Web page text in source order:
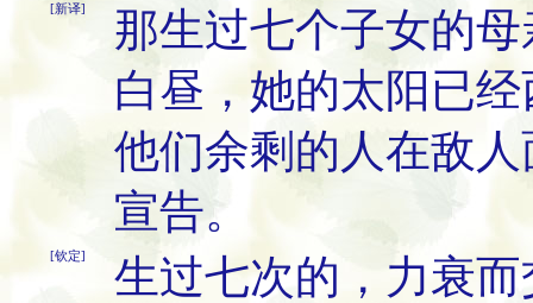
[新译]
那生过七个子女的
白昼，她的太阳已
他们余剩的人在敌
宣告。
[钦定]
生过七次的，力衰